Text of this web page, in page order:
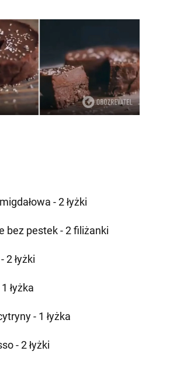
- 2 łyżki
bez pestek - 2 filiżanki
2 łyżki
łyżka
- 1 łyżka
- 2 łyżki